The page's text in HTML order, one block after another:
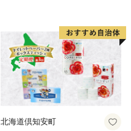
ー 消耗品 備蓄 送料無料 北海
道 倶知安町 日用品
北海道倶知安町